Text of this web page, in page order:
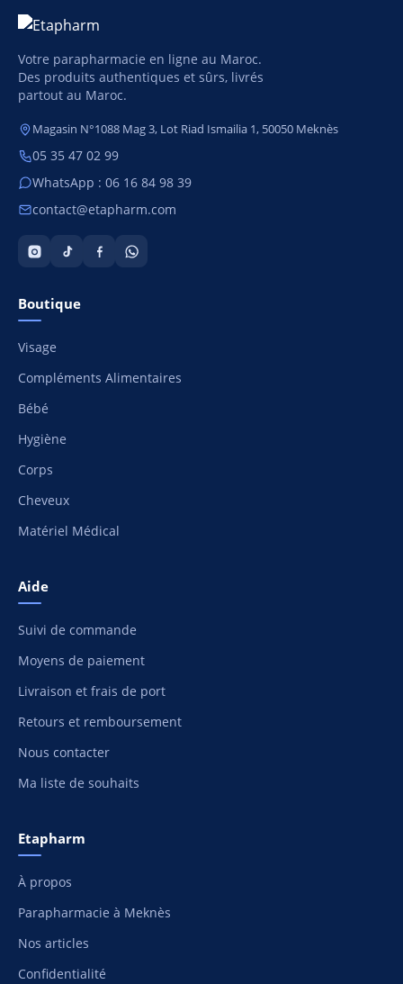
Votre parapharmacie en ligne au Maroc.
Des produits authentiques et sûrs, livrés
partout au Maroc.
Magasin N°1088 Mag 3, Lot Riad Ismailia 1, 50050 Meknès
05 35 47 02 99
WhatsApp : 06 16 84 98 39
contact@etapharm.com
Boutique
Visage
Compléments Alimentaires
Bébé
Hygiène
Corps
Cheveux
Matériel Médical
Aide
Suivi de commande
Moyens de paiement
Livraison et frais de port
Retours et remboursement
Nous contacter
Ma liste de souhaits
Etapharm
À propos
Parapharmacie à Meknès
Nos articles
Confidentialité